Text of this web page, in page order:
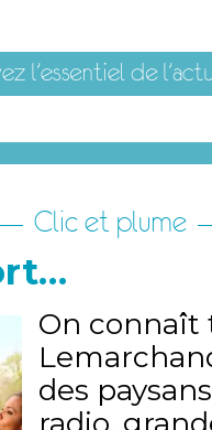
Clic et plume
On connaît
des